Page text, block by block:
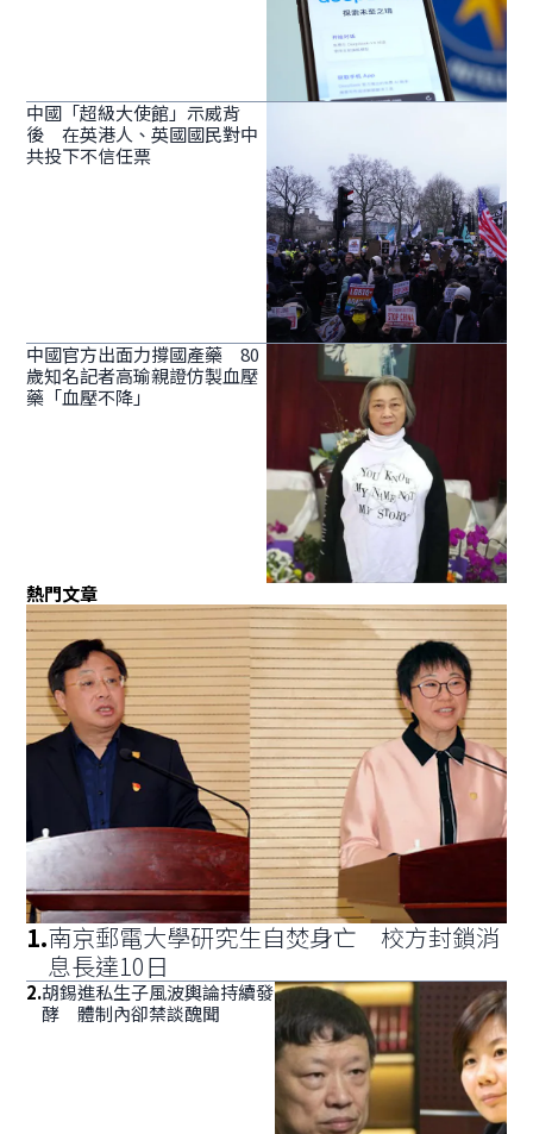
中國「超級大使館」示威背
後 在英港人、英國國民對中
共投下不信任票
中國官方出面力撐國產藥 80
歲知名記者高瑜親證仿製血壓
藥「血壓不降」
熱門文章
1.南京郵電大學研究生自焚身亡 校方封鎖消
息長達10日
2.胡錫進私生子風波輿論持續發
酵 體制內卻禁談醜聞